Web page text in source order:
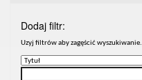
Dodaj filtr:
Uzyj filtrów aby zagęścić wyszukiwanie.